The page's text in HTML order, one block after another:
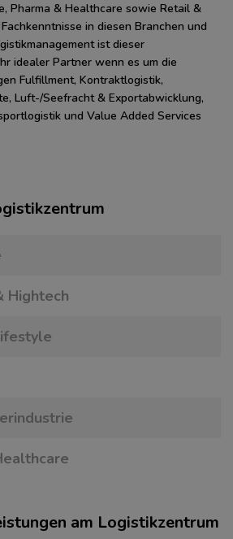
Pharma & Healthcare sowie Retail &
in diesen Branchen und
ist dieser
idealer Partner wenn es um die
Fulfillment, Kontraktlogistik,
Luft-/Seefracht & Exportabwicklung,
und Value Added Services
Hightech
am Logistikzentrum